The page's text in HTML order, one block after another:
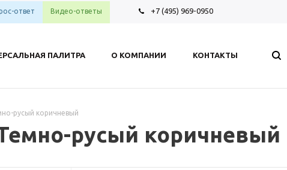
ответ Видео-ответы +7 (495) 969-0950
ПАЛИТРА О КОМПАНИИ КОНТАКТЫ
русый коричневый
русый коричневый